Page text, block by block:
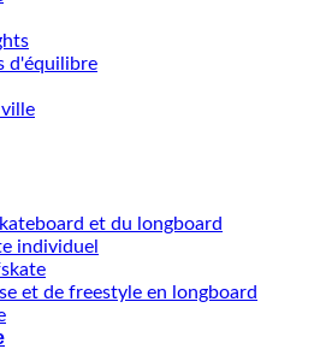
d'équilibre
et du longboard
individuel
et de freestyle en longboard